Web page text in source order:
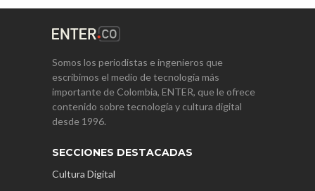
Somos los periodistas e ingenieros que
escribimos el medio de tecnología más
importante de Colombia, ENTER, que le ofrece
contenido sobre tecnología y cultura digital
desde 1996.
SECCIONES DESTACADAS
Cultura Digital